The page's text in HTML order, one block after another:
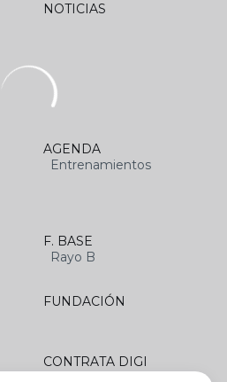
NOTICIAS
AGENDA
Entrenamientos
F. BASE
Rayo B
FUNDACIÓN
CONTRATA DIGI